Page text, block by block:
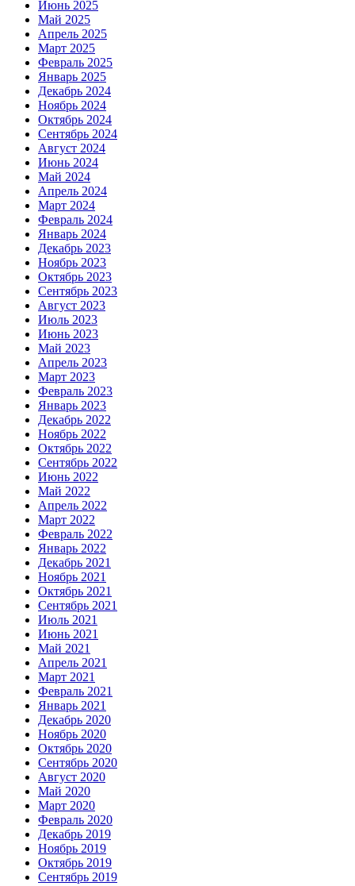
Июнь 2025
Май 2025
Апрель 2025
Март 2025
Февраль 2025
Январь 2025
Декабрь 2024
Ноябрь 2024
Октябрь 2024
Сентябрь 2024
Август 2024
Июнь 2024
Май 2024
Апрель 2024
Март 2024
Февраль 2024
Январь 2024
Декабрь 2023
Ноябрь 2023
Октябрь 2023
Сентябрь 2023
Август 2023
Июль 2023
Июнь 2023
Май 2023
Апрель 2023
Март 2023
Февраль 2023
Январь 2023
Декабрь 2022
Ноябрь 2022
Октябрь 2022
Сентябрь 2022
Июнь 2022
Май 2022
Апрель 2022
Март 2022
Февраль 2022
Январь 2022
Декабрь 2021
Ноябрь 2021
Октябрь 2021
Сентябрь 2021
Июль 2021
Июнь 2021
Май 2021
Апрель 2021
Март 2021
Февраль 2021
Январь 2021
Декабрь 2020
Ноябрь 2020
Октябрь 2020
Сентябрь 2020
Август 2020
Май 2020
Март 2020
Февраль 2020
Декабрь 2019
Ноябрь 2019
Октябрь 2019
Сентябрь 2019